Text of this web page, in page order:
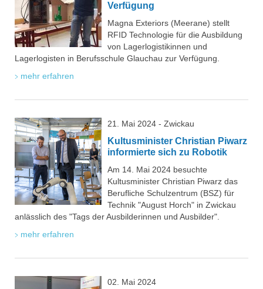
Verfügung
Magna Exteriors (Meerane) stellt
RFID Technologie für die Ausbildung
von Lagerlogistikinnen und
Lagerlogisten in Berufsschule Glauchau zur Verfügung.
mehr erfahren
21. Mai 2024 - Zwickau
Kultusminister Christian Piwarz
informierte sich zu Robotik
Am 14. Mai 2024 besuchte
Kultusminister Christian Piwarz das
Berufliche Schulzentrum (BSZ) für
Technik "August Horch" in Zwickau
anlässlich des "Tags der Ausbilderinnen und Ausbilder".
mehr erfahren
02. Mai 2024